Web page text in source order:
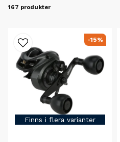
167 produkter
Finns i flera varianter
-15%